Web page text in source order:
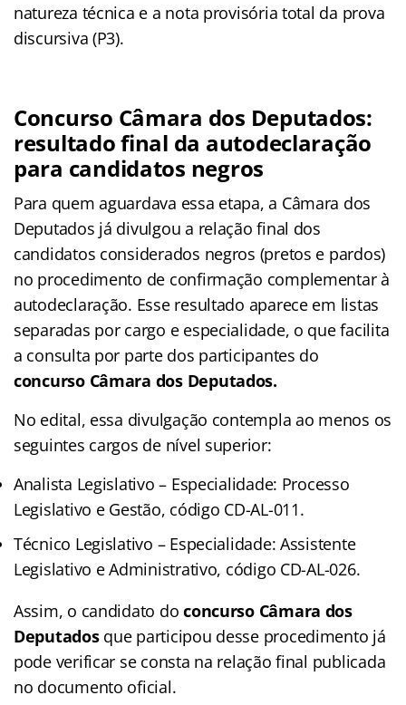
natureza técnica e a nota provisória total da prova
discursiva (P3).
Concurso Câmara dos Deputados:
resultado final da autodeclaração
para candidatos negros
Para quem aguardava essa etapa, a Câmara dos
Deputados já divulgou a relação final dos
candidatos considerados negros (pretos e pardos)
no procedimento de confirmação complementar à
autodeclaração. Esse resultado aparece em listas
separadas por cargo e especialidade, o que facilita
a consulta por parte dos participantes do
concurso Câmara dos Deputados.
No edital, essa divulgação contempla ao menos os
seguintes cargos de nível superior:
Analista Legislativo – Especialidade: Processo
Legislativo e Gestão, código CD-AL-011.
Técnico Legislativo – Especialidade: Assistente
Legislativo e Administrativo, código CD-AL-026.
Assim, o candidato doconcurso Câmara dos
Deputados que participou desse procedimento já
pode verificar se consta na relação final publicada
no documento oficial.